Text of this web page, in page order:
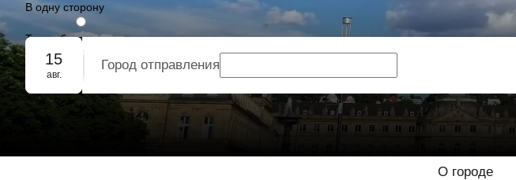
В одну сторону
Туда-обратно
Групповое бронирование
15
авг.
Город отправления
О городе